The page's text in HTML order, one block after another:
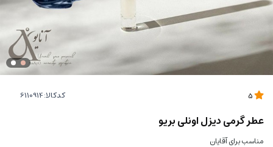
کدکالا:
عطر گرمی دیزل اونلی بریو
مناسب برای آقایان